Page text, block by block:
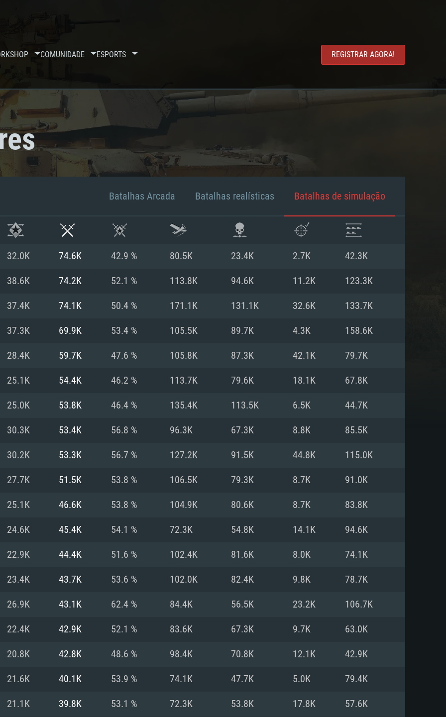
COMUNIDADE ESPORTS REGISTRAR AGORA!
DE SISTEMA
Resolução
Recomendado
superior
Memória: 16 GB ou mais
Placa Gráfica: Placa com DirectX 11 ou superior;
Nvidia GeForce 1060 ou superior, Radeon RX 570
(Intel Xeon
Metal.
Recomendado
mais recente
Processador: Core i7 (Intel Xeon não suportado)
Memória: 8 GB
Placa Gráfica: Radeon Vega II ou superior com
suporte Metal.
Network: Internet de banda larga.
Disco: 60,2 GB
drivers mais
equivalentes
mínima
Recomendado
recentes (não mais de 6 meses) / equivalentes
AMD (Radeon RX 570) com os drivers mais
Vulkan.
Network: Internet de banda larga.
Disco: 60,2 GB
Batalhas Arcada Batalhas realísticas Batalhas de simulação
32.0K 74.6K 42.9 % 80.5K 23.4K 2.7K 42.3K
38.6K 74.2K 52.1 % 113.8K 94.6K 11.2K 123.3K
37.4K 74.1K 50.4 % 171.1K 131.1K 32.6K 133.7K
37.3K 69.9K 53.4 % 105.5K 89.7K 4.3K 158.6K
28.4K 59.7K 47.6 % 105.8K 87.3K 42.1K 79.7K
25.1K 54.4K 46.2 % 113.7K 79.6K 18.1K 67.8K
25.0K 53.8K 46.4 % 135.4K 113.5K 6.5K 44.7K
30.3K 53.4K 56.8 % 96.3K 67.3K 8.8K 85.5K
30.2K 53.3K 56.7 % 127.2K 91.5K 44.8K 115.0K
27.7K 51.5K 53.8 % 106.5K 79.3K 8.7K 91.0K
25.1K 46.6K 53.8 % 104.9K 80.6K 8.7K 83.8K
24.6K 45.4K 54.1 % 72.3K 54.8K 14.1K 94.6K
22.9K 44.4K 51.6 % 102.4K 81.6K 8.0K 74.1K
23.4K 43.7K 53.6 % 102.0K 82.4K 9.8K 78.7K
26.9K 43.1K 62.4 % 84.4K 56.5K 23.2K 106.7K
22.4K 42.9K 52.1 % 83.6K 67.3K 9.7K 63.0K
20.8K 42.8K 48.6 % 98.4K 70.8K 12.1K 42.9K
21.6K 40.1K 53.9 % 74.1K 47.7K 5.0K 79.4K
21.1K 39.8K 53.1 % 72.3K 53.8K 17.8K 57.6K